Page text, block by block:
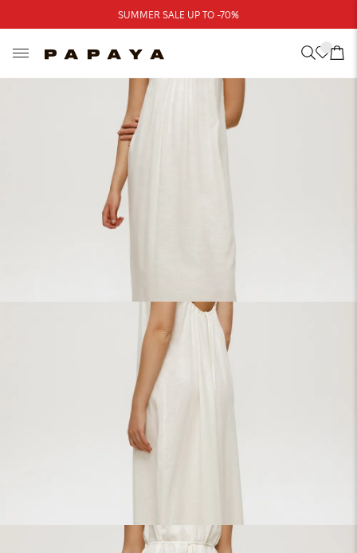
Треба допомога?
Адреси магазинів
SUMMER SALE UP TO -70%